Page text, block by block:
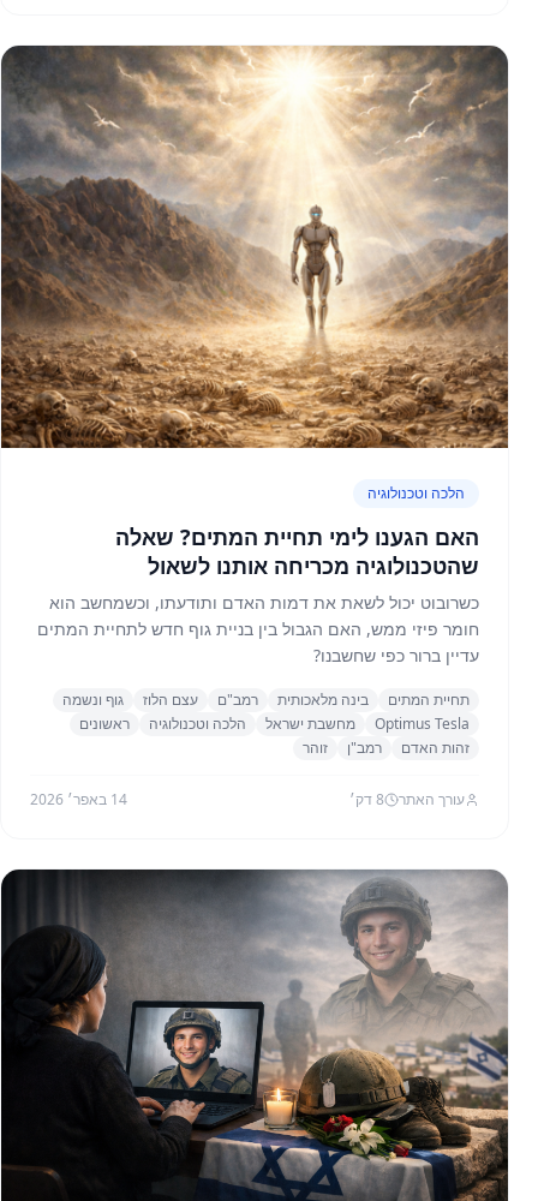
הלכה וטכנולוגיה
האם הגענו לימי תחיית המתים? שאלה
שהטכנולוגיה מכריחה אותנו לשאול
כשרובוט יכול לשאת את דמות האדם ותודעתו, וכשמחשב הוא
חומר פיזי ממש, האם הגבול בין בניית גוף חדש לתחיית המתים
עדיין ברור כפי שחשבנו?
תחיית המתים בינה מלאכותית רמב"ם עצם הלוז
גוף ונשמה
Optimus Tesla
מחשבת ישראל הלכה וטכנולוגיה
ראשונים
זהות האדם
רמב"ן זוהר
עורך האתר 8דק׳ 14 באפר׳ 2026